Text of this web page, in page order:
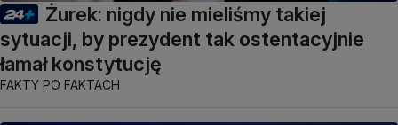
Żurek: nigdy nie mieliśmy takiej
sytuacji, by prezydent tak ostentacyjnie
łamał konstytucję
FAKTY PO FAKTACH